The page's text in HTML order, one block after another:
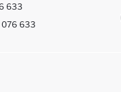
633
076 633